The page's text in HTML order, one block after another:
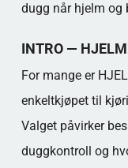
dugg når hjelm og
INTRO — HJELM
For mange er
enkeltkjøpet til
Valget påvirker
duggkontroll og